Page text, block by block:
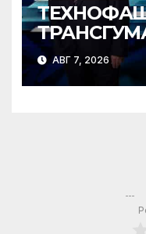
НИЩЕТА
АВГ 7, 2026